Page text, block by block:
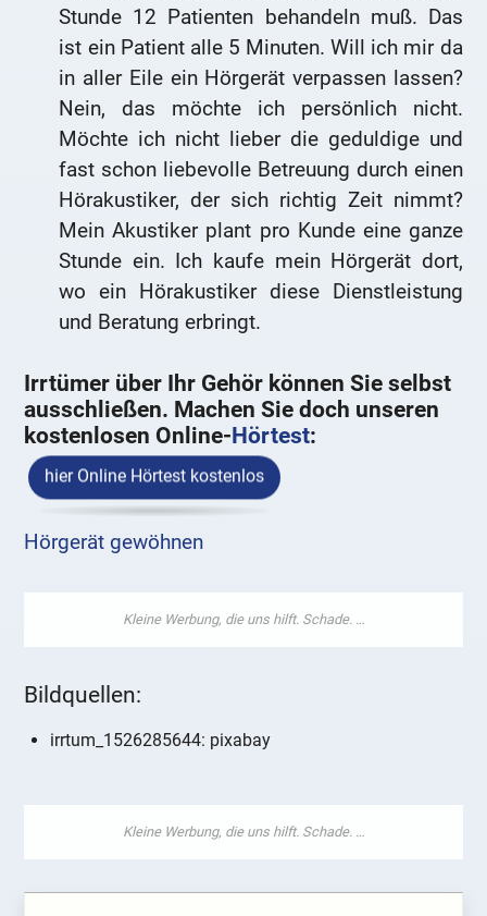
Stunde 12 Patienten behandeln muß. Das
ist ein Patient alle 5 Minuten. Will ich mir da
in aller Eile ein Hörgerät verpassen lassen?
Nein, das möchte ich persönlich nicht.
Möchte ich nicht lieber die geduldige und
fast schon liebevolle Betreuung durch einen
Hörakustiker, der sich richtig Zeit nimmt?
Mein Akustiker plant pro Kunde eine ganze
Stunde ein. Ich kaufe mein Hörgerät dort,
wo ein Hörakustiker diese Dienstleistung
und Beratung erbringt.
Irrtümer über Ihr Gehör können Sie selbst
ausschließen. Machen Sie doch unseren
kostenlosen Online-Hörtest:
hier Online Hörtest kostenlos
Hörgerät gewöhnen
Bildquellen:
irrtum_1526285644: pixabay